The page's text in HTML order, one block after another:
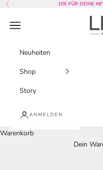
Zum Inhalt springen
Zurück 10€ FÜR DEINE
Menü
Neuheiten
Shop
Story
ANMELDEN
Warenkorb
Dein